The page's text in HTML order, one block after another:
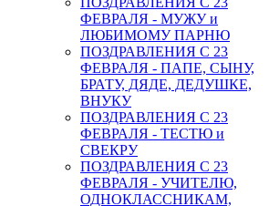
ФЕВРАЛЯ - МУЖУ и
ЛЮБИМОМУ ПАРНЮ
ПОЗДРАВЛЕНИЯ С 23
ФЕВРАЛЯ - ПАПЕ, СЫНУ,
БРАТУ, ДЯДЕ, ДЕДУШКЕ,
ВНУКУ
ПОЗДРАВЛЕНИЯ С 23
ФЕВРАЛЯ - ТЕСТЮ и
СВЕКРУ
ПОЗДРАВЛЕНИЯ С 23
ФЕВРАЛЯ - УЧИТЕЛЮ,
ОДНОКЛАССНИКАМ,